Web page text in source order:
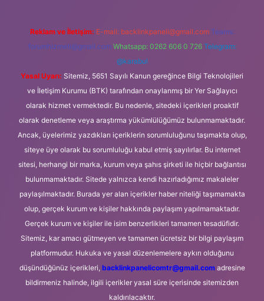
Reklam ve İletişim: E-mail: backlinkpaneli@gmail.com Teams:
forumhizmeti@gmail.com Whatsapp: 0262 606 0 726 Telegram:
@karabul
Yasal Uyarı: Sitemiz, 5651 Sayılı Kanun gereğince Bilgi Teknolojileri
ve İletişim Kurumu (BTK) tarafından onaylanmış bir Yer Sağlayıcı
olarak hizmet vermektedir. Bu nedenle, sitedeki içerikleri proaktif
olarak denetleme veya araştırma yükümlülüğümüz bulunmamaktadır.
Ancak, üyelerimiz yazdıkları içeriklerin sorumluluğunu taşımakta olup,
siteye üye olarak bu sorumluluğu kabul etmiş sayılırlar. Bu internet
sitesi, herhangi bir marka, kurum veya şahıs şirketi ile hiçbir bağlantısı
bulunmamaktadır. Sitede yalnızca kendi hazırladığımız makaleler
paylaşılmaktadır. Burada yer alan içerikler haber niteliği taşımamakta
olup, gerçek kurum ve kişiler hakkında paylaşım yapılmamaktadır.
Gerçek kurum ve kişiler ile isim benzerlikleri tamamen tesadüfidir.
Sitemiz, kar amacı gütmeyen ve tamamen ücretsiz bir bilgi paylaşım
platformudur. Hukuka ve yasal düzenlemelere aykırı olduğunu
düşündüğünüz içerikleri, backlinkpanelicomtr@gmail.comadresine
bildirmeniz halinde, ilgili içerikler yasal süre içerisinde sitemizden
kaldırılacaktır.